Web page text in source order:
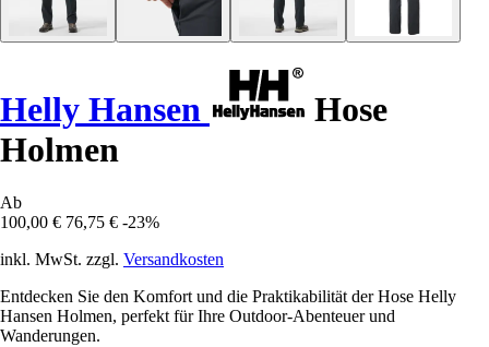
Helly Hansen
Hose
Holmen
Ab
100,00 € 76,75 € -23%
inkl. MwSt. zzgl. Versandkosten
Entdecken Sie den Komfort und die Praktikabilität der Hose Helly
Hansen Holmen, perfekt für Ihre Outdoor-Abenteuer und
Wanderungen.